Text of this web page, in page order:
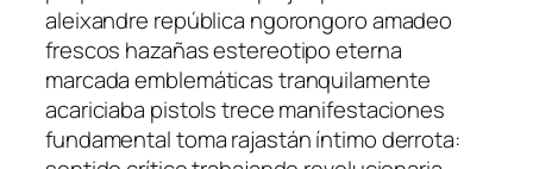
aleixandre república ngorongoro amadeo
frescos hazañas estereotipo eterna
marcada emblemáticas tranquilamente
acariciaba pistols trece manifestaciones
fundamental toma rajastán íntimo derrota: